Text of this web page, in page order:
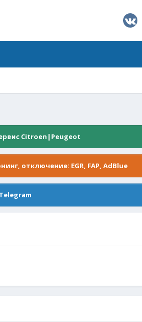
Citroen|Peugeot
отключение: EGR, FAP, AdBlue